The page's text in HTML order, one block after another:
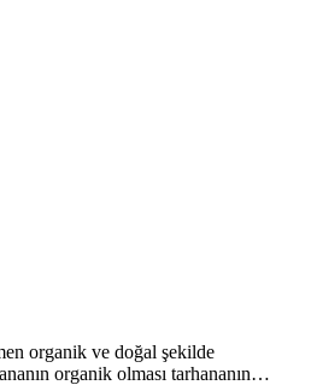
organik ve doğal şekilde
organik olması tarhananın…